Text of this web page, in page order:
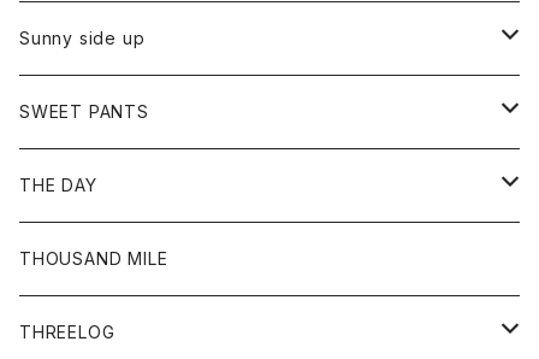
カーディガン
オーバーオール
ブレスレット
リング
ブーツ
サンダル
Sunny side up
アウター
Ｇジャン
ボトム
ジーンズ
SWEET PANTS
ボトム
ショートパンツ
THE DAY
トップス
Tシャツ
THOUSAND MILE
THREELOG